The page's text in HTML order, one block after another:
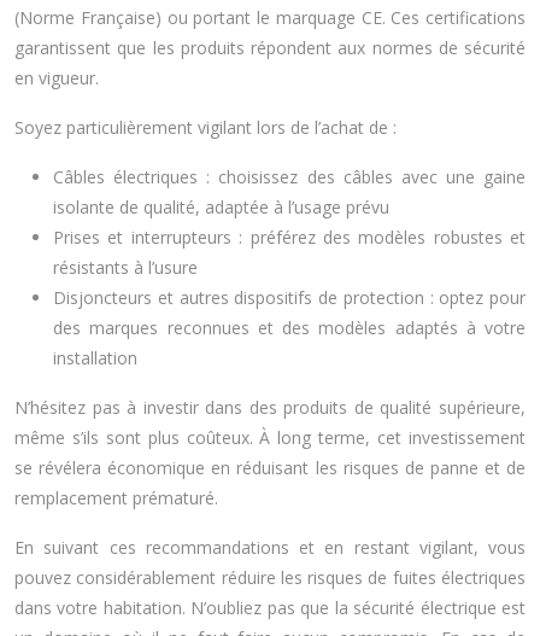
(Norme Française) ou portant le marquage CE. Ces certifications
garantissent que les produits répondent aux normes de sécurité
en vigueur.
Soyez particulièrement vigilant lors de l’achat de :
Câbles électriques : choisissez des câbles avec une gaine
isolante de qualité, adaptée à l’usage prévu
Prises et interrupteurs : préférez des modèles robustes et
résistants à l’usure
Disjoncteurs et autres dispositifs de protection : optez pour
des marques reconnues et des modèles adaptés à votre
installation
N’hésitez pas à investir dans des produits de qualité supérieure,
même s’ils sont plus coûteux. À long terme, cet investissement
se révélera économique en réduisant les risques de panne et de
remplacement prématuré.
En suivant ces recommandations et en restant vigilant, vous
pouvez considérablement réduire les risques de fuites électriques
dans votre habitation. N’oubliez pas que la sécurité électrique est